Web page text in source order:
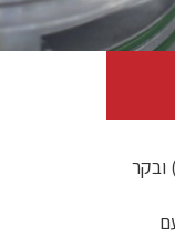
ובקר